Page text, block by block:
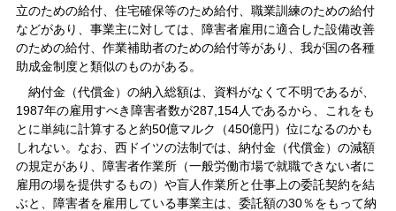
立のための給付、住宅確保等のため給付、職業訓練のための給付
などがあり、事業主に対しては、障害者雇用に適合した設備改善
のための給付、作業補助者のための給付等があり、我が国の各種
助成金制度と類似のものがある。
納付金（代償金）の納入総額は、資料がなくて不明であるが、
1987年の雇用すべき障害者数が287,154人であるから、これをも
とに単純に計算すると約50億マルク（450億円）位になるのかも
しれない。なお、西ドイツの法制では、納付金（代償金）の減額
の規定があり、障害者作業所（一般労働市場で就職できない者に
雇用の場を提供するもの）や盲人作業所と仕事上の委託契約を結
ぶと、障害者を雇用している事業主は、委託額の30％をもって納